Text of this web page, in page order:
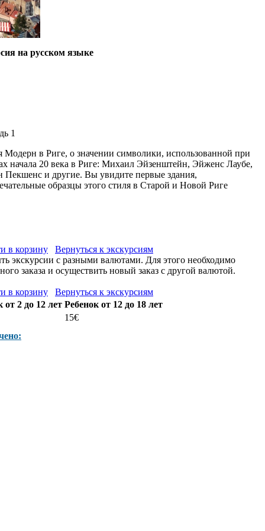
на русском языке
1
в Риге, о значении символики, использованной при
начала 20 века в Риге: Михаил Эйзенштейн, Эйженс Лаубе,
Пекшенс и другие. Вы увидите первые здания,
образцы этого стиля в Старой и Новой Риге
в корзину
Вернуться к экскурсиям
экскурсии с разными валютами. Для этого необходимо
заказа и осуществить новый заказ с другой валютой.
в корзину
Вернуться к экскурсиям
от 2 до 12 лет Ребенок от 12 до 18 лет
15€